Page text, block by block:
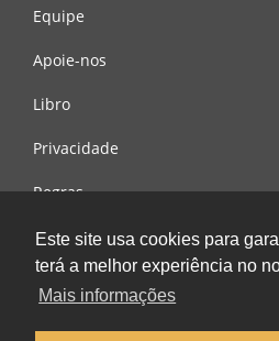
Este site usa cookies para
terá a melhor experiência no
Mais informações
Equipe
Apoie-nos
Libro
Privacidade
Regras
Contacte-nos